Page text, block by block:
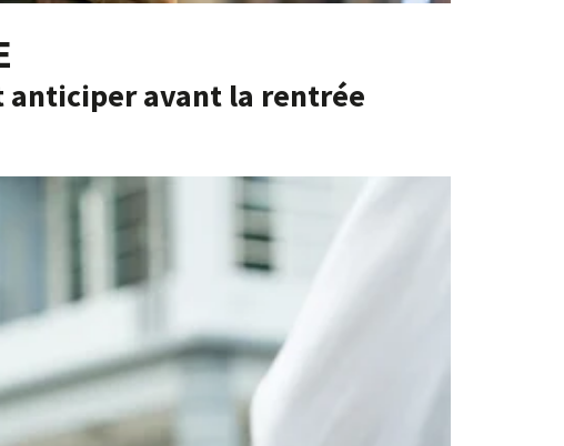
anticiper avant la rentrée